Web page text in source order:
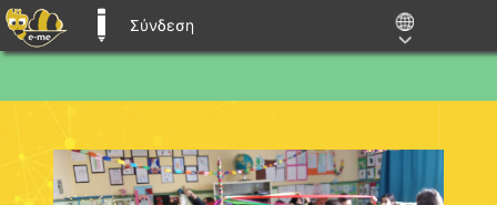
E-ME BLOGS
Σύνδεση